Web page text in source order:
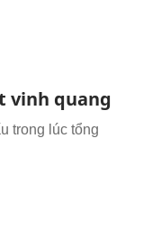
vinh quang
trong lúc tổng